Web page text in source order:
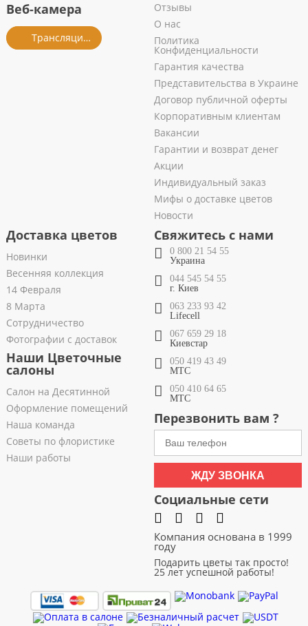
Веб-камера
Трансляция из салона
Отзывы
О нас
Политика
Конфиденциальности
Гарантия качества
Представительства в Украине
Договор публичной оферты
Корпоративным клиентам
Вакансии
Гарантии и возврат денег
Акции
Индивидуальный заказ
Мифы о доставке цветов
Новости
Доставка цветов
Новинки
Весенняя коллекция
14 Февраля
8 Марта
Сотрудничество
Фотографии с доставок
Наши Цветочные
салоны
Салон на Десятинной
Оформление помещений
Наша команда
Советы по флористике
Наши работы
Свяжитесь с нами
0 800 21 54 55
Украина
044 545 54 55
г. Киев
063 233 93 42
Lifecell
067 659 29 18
Киевстар
050 419 43 49
МТС
050 410 64 65
МТС
Перезвонить вам ?
ЖДУ ЗВОНКА
Социальные сети
Компания основана в 1999
году
Подарить цветы так просто!
25 лет успешной работы!